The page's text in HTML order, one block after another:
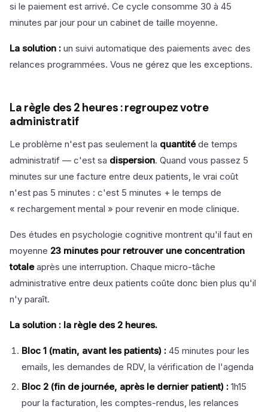
si le paiement est arrivé. Ce cycle consomme 30 à 45
minutes par jour pour un cabinet de taille moyenne.
La solution : un suivi automatique des paiements avec des
relances programmées. Vous ne gérez que les exceptions.
La règle des 2 heures : regroupez votre
administratif
Le problème n'est pas seulement la quantitéde temps
administratif — c'est sa dispersion. Quand vous passez 5
minutes sur une facture entre deux patients, le vrai coût
n'est pas 5 minutes : c'est 5 minutes + le temps de
« rechargement mental » pour revenir en mode clinique.
Des études en psychologie cognitive montrent qu'il faut en
moyenne 23 minutes pour retrouver une concentration
totaleaprès une interruption. Chaque micro-tâche
administrative entre deux patients coûte donc bien plus qu'il
n'y paraît.
La solution : la règle des 2 heures.
Bloc 1 (matin, avant les patients) : 45 minutes pour les
emails, les demandes de RDV, la vérification de l'agenda
Bloc 2 (fin de journée, après le dernier patient) : 1h15
pour la facturation, les comptes-rendus, les relances